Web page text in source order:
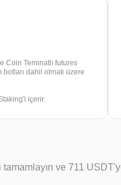
Coin Teminatlı futures
dahil olmak üzere
içerir.
ve 711